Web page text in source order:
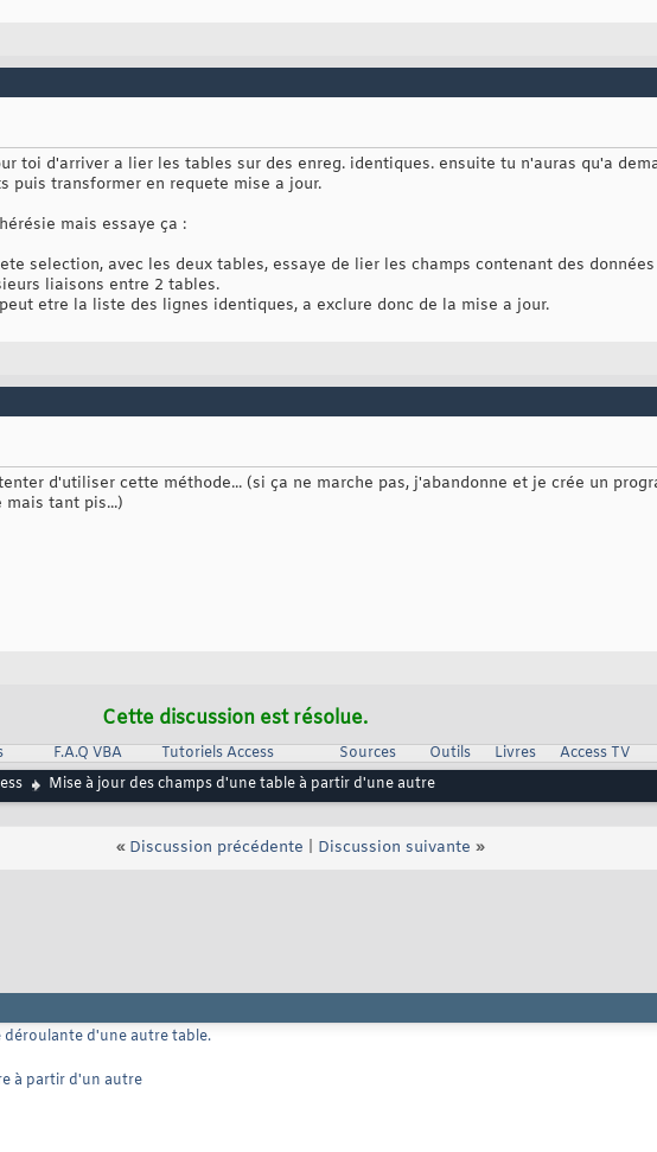
toi d'arriver a lier les tables sur des enreg. identiques. ensuite tu n'auras qu'a
puis transformer en requete mise a jour.
mais essaye ça :
selection, avec les deux tables, essaye de lier les champs contenant des
liaisons entre 2 tables.
etre la liste des lignes identiques, a exclure donc de la mise a jour.
d'utiliser cette méthode... (si ça ne marche pas, j'abandonne et je crée un
mais tant pis...)
Cette discussion est résolue.
F.A.Q VBA Tutoriels Access Sources Outils Livres Access TV
Mise à jour des champs d'une table à partir d'une autre
« Discussion précédente Discussion suivante »
d'une autre table.
à partir d'un autre